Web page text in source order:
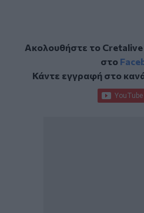
Ακολουθήστε το
στο
Κάντε εγγραφή στο